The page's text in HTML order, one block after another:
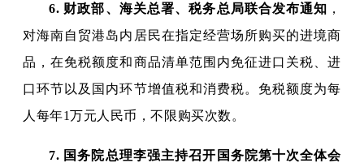
6. 财政部、海关总署、税务总局联合发布通知 ，
对海南自贸港岛内居民在指定经营场所购买的进境商
品，在免税额度和商品清单范围内免征进口关税、进
口环节以及国内环节增值税和消费税。免税额度为每
人每年1万元人民币，不限购买次数。
7. 国务院总理李强主持召开国务院第十次全体会